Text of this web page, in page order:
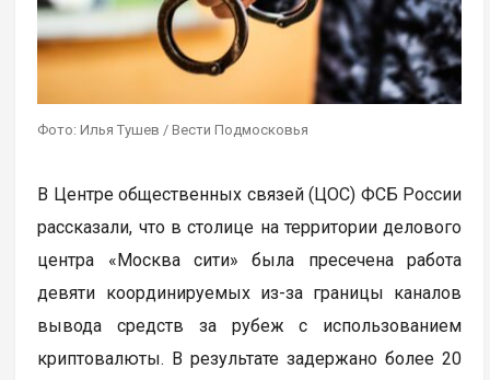
Фото: Илья Тушев / Вести Подмосковья
В Центре общественных связей (ЦОС) ФСБ России
рассказали, что в столице на территории делового
центра «Москва сити» была пресечена работа
девяти координируемых из-за границы каналов
вывода средств за рубеж с использованием
криптовалюты. В результате задержано более 20